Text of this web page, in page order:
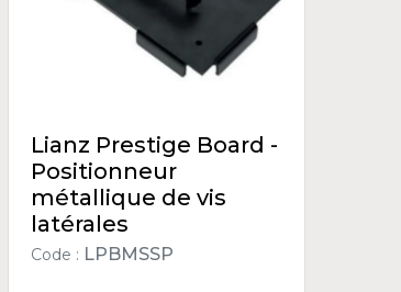
Lianz Prestige Board -
Positionneur
métallique de vis
latérales
Code : LPBMSSP